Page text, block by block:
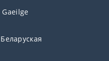
Gaeilge
Беларуская